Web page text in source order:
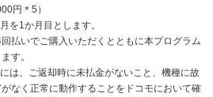
円＊5）
を1か月目とします。
払いでご購入いただくとともに本プログラム
す。
は、ご返却時に未払金がないこと、機種に故
なく正常に動作することをドコモにおいて確